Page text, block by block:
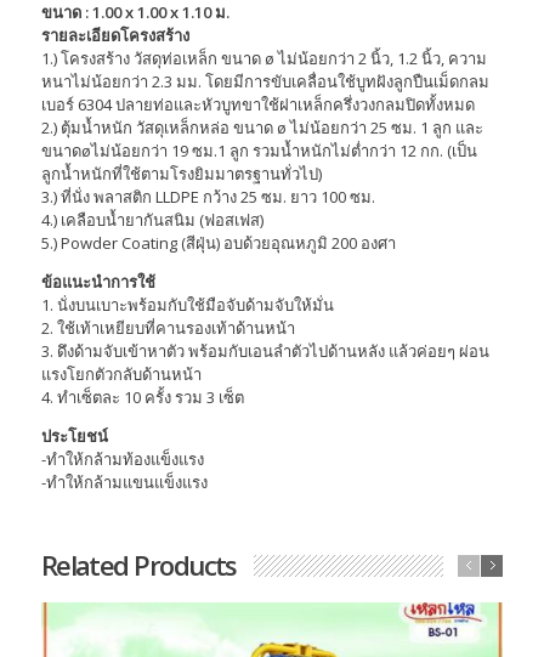
ขนาด : 1.00 x 1.00 x 1.10 ม.
รายละเอียดโครงสร้าง
1.) โครงสร้าง วัสดุท่อเหล็ก ขนาด ø ไม่น้อยกว่า 2 นิ้ว, 1.2 นิ้ว, ความ
หนาไม่น้อยกว่า 2.3 มม. โดยมีการขับเคลื่อนใช้บูทฝังลูกปืนเม็ดกลม
เบอร์ 6304 ปลายท่อและหัวบูทขาใช้ฝาเหล็กครึ่งวงกลมปิดทั้งหมด
2.) ตุ้มน้ำหนัก วัสดุเหล็กหล่อ ขนาด ø ไม่น้อยกว่า 25 ซม. 1 ลูก และ
ขนาดøไม่น้อยกว่า 19 ซม.1 ลูก รวมน้ำหนักไม่ต่ำกว่า 12 กก. (เป็น
ลูกน้ำหนักที่ใช้ตามโรงยิมมาตรฐานทั่วไป)
3.) ที่นั่ง พลาสติก LLDPE กว้าง 25 ซม. ยาว 100 ซม.
4.) เคลือบน้ำยากันสนิม (ฟอสเฟส)
5.) Powder Coating (สีฝุ่น) อบด้วยอุณหภูมิ 200 องศา
ข้อแนะนำการใช้
1. นั่งบนเบาะพร้อมกับใช้มือจับด้ามจับให้มั่น
2. ใช้เท้าเหยียบที่คานรองเท้าด้านหน้า
3. ดึงด้ามจับเข้าหาตัว พร้อมกับเอนลำตัวไปด้านหลัง แล้วค่อยๆ ผ่อน
แรงโยกตัวกลับด้านหน้า
4. ทำเซ็ตละ 10 ครั้ง รวม 3 เซ็ต
ประโยชน์
-ทำให้กล้ามท้องแข็งแรง
-ทำให้กล้ามแขนแข็งแรง
Related Products